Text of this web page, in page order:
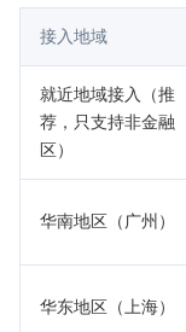
数据加速器
云数据库
云数据库 SQL
TDSQL MySQL 版
TDSQL Boundless
腾讯云分布式缓
云数据库
云数据库 Tendis
数据库 SaaS 服务
数据传输服务
数据库智能管家
网络
负载均衡
数据安全治理中
业务安全
接入地域
就近地域接入（推
荐，只支持非金融
区）
华南地区（广州）
华东地区（上海）